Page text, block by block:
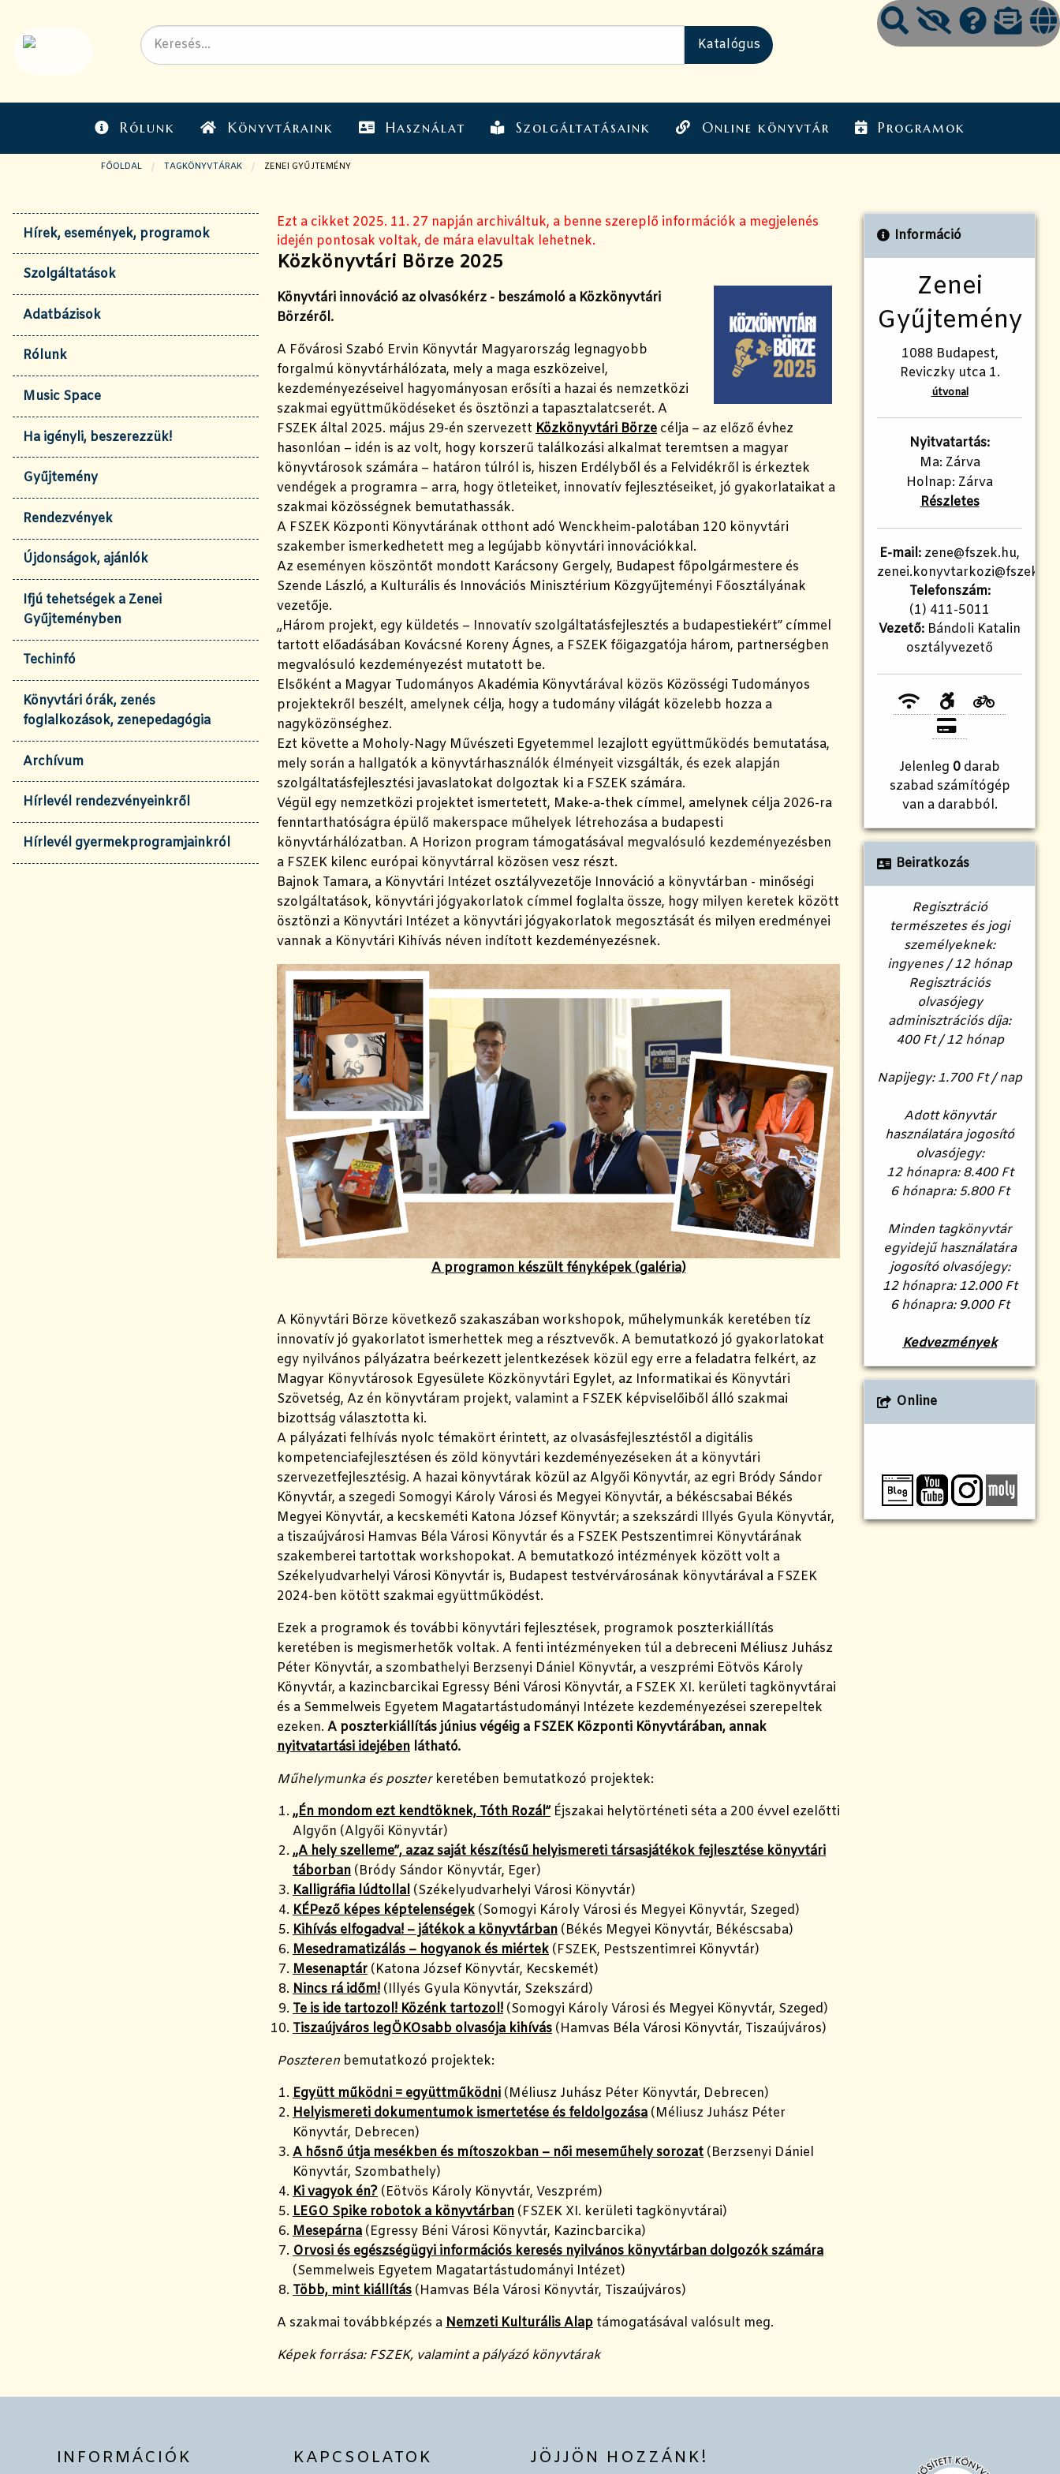
Rólunk Könyvtáraink Használat Szolgáltatásaink Online könyvtár Programok
FŐOLDAL TAGKÖNYVTÁRAK JELENLEGI OLDAL:
ZENEI GYŰJTEMÉNY
Hírek, események, programok
Szolgáltatások
Adatbázisok
Rólunk
Music Space
Ha igényli, beszerezzük!
Gyűjtemény
Rendezvények
Újdonságok, ajánlók
Ifjú tehetségek a Zenei
Gyűjteményben
Techinfó
Könyvtári órák, zenés
foglalkozások, zenepedagógia
Archívum
Hírlevél rendezvényeinkről
Hírlevél gyermekprogramjainkról
Ezt a cikket 2025. 11. 27 napján archiváltuk, a benne szereplő információk a megjelenés
idején pontosak voltak, de mára elavultak lehetnek.
Közkönyvtári Börze 2025
Könyvtári innováció az olvasókérz - beszámoló a Közkönyvtári
Börzéről.
A Fővárosi Szabó Ervin Könyvtár Magyarország legnagyobb
forgalmú könyvtárhálózata, mely a maga eszközeivel,
kezdeményezéseivel hagyományosan erősíti a hazai és nemzetközi
szakmai együttműködéseket és ösztönzi a tapasztalatcserét. A
FSZEK által 2025. május 29-én szervezett Közkönyvtári Börze célja – az előző évhez
hasonlóan – idén is az volt, hogy korszerű találkozási alkalmat teremtsen a magyar
könyvtárosok számára – határon túlról is, hiszen Erdélyből és a Felvidékről is érkeztek
vendégek a programra – arra, hogy ötleteiket, innovatív fejlesztéseiket, jó gyakorlataikat a
szakmai közösségnek bemutathassák.
A FSZEK Központi Könyvtárának otthont adó Wenckheim-palotában 120 könyvtári
szakember ismerkedhetett meg a legújabb könyvtári innovációkkal.
Az eseményen köszöntőt mondott Karácsony Gergely, Budapest főpolgármestere és
Szende László, a Kulturális és Innovációs Minisztérium Közgyűjteményi Főosztályának
vezetője.
„Három projekt, egy küldetés – Innovatív szolgáltatásfejlesztés a budapestiekért” címmel
tartott előadásában Kovácsné Koreny Ágnes, a FSZEK főigazgatója három, partnerségben
megvalósuló kezdeményezést mutatott be.
Elsőként a Magyar Tudományos Akadémia Könyvtárával közös Közösségi Tudományos
projektekről beszélt, amelynek célja, hogy a tudomány világát közelebb hozza a
nagyközönséghez.
Ezt követte a Moholy-Nagy Művészeti Egyetemmel lezajlott együttműködés bemutatása,
mely során a hallgatók a könyvtárhasználók élményeit vizsgálták, és ezek alapján
szolgáltatásfejlesztési javaslatokat dolgoztak ki a FSZEK számára.
Végül egy nemzetközi projektet ismertetett, Make-a-thek címmel, amelynek célja 2026-ra
fenntarthatóságra épülő makerspace műhelyek létrehozása a budapesti
könyvtárhálózatban. A Horizon program támogatásával megvalósuló kezdeményezésben
a FSZEK kilenc európai könyvtárral közösen vesz részt.
Bajnok Tamara, a Könyvtári Intézet osztályvezetője Innováció a könyvtárban - minőségi
szolgáltatások, könyvtári jógyakorlatok címmel foglalta össze, hogy milyen keretek között
ösztönzi a Könyvtári Intézet a könyvtári jógyakorlatok megosztását és milyen eredményei
vannak a Könyvtári Kihívás néven indított kezdeményezésnek.
A programon készült fényképek (galéria)
A Könyvtári Börze következő szakaszában workshopok, műhelymunkák keretében tíz
innovatív jó gyakorlatot ismerhettek meg a résztvevők. A bemutatkozó jó gyakorlatokat
egy nyilvános pályázatra beérkezett jelentkezések közül egy erre a feladatra felkért, az
Magyar Könyvtárosok Egyesülete Közkönyvtári Egylet, az Informatikai és Könyvtári
Szövetség, Az én könyvtáram projekt, valamint a FSZEK képviselőiből álló szakmai
bizottság választotta ki.
A pályázati felhívás nyolc témakört érintett, az olvasásfejlesztéstől a digitális
kompetenciafejlesztésen és zöld könyvtári kezdeményezéseken át a könyvtári
szervezetfejlesztésig. A hazai könyvtárak közül az Algyői Könyvtár, az egri Bródy Sándor
Könyvtár, a szegedi Somogyi Károly Városi és Megyei Könyvtár, a békéscsabai Békés
Megyei Könyvtár, a kecskeméti Katona József Könyvtár; a szekszárdi Illyés Gyula Könyvtár,
a tiszaújvárosi Hamvas Béla Városi Könyvtár és a FSZEK Pestszentimrei Könyvtárának
szakemberei tartottak workshopokat. A bemutatkozó intézmények között volt a
Székelyudvarhelyi Városi Könyvtár is, Budapest testvérvárosának könyvtárával a FSZEK
2024-ben kötött szakmai együttműködést.
Ezek a programok és további könyvtári fejlesztések, programok poszterkiállítás
keretében is megismerhetők voltak. A fenti intézményeken túl a debreceni Méliusz Juhász
Péter Könyvtár, a szombathelyi Berzsenyi Dániel Könyvtár, a veszprémi Eötvös Károly
Könyvtár, a kazincbarcikai Egressy Béni Városi Könyvtár, a FSZEK XI. kerületi tagkönyvtárai
és a Semmelweis Egyetem Magatartástudományi Intézete kezdeményezései szerepeltek
ezeken. A poszterkiállítás június végéig a FSZEK Központi Könyvtárában, annak
nyitvatartási idejében látható.
Műhelymunka és poszterkeretében bemutatkozó projektek:
„Én mondom ezt kendtöknek, Tóth Rozál” Éjszakai helytörténeti séta a 200 évvel ezelőtti
Algyőn (Algyői Könyvtár)
„A hely szelleme”, azaz saját készítésű helyismereti társasjátékok fejlesztése könyvtári
táborban (Bródy Sándor Könyvtár, Eger)
Kalligráfia lúdtollal (Székelyudvarhelyi Városi Könyvtár)
KÉPező képes képtelenségek (Somogyi Károly Városi és Megyei Könyvtár, Szeged)
Kihívás elfogadva! – játékok a könyvtárban (Békés Megyei Könyvtár, Békéscsaba)
Mesedramatizálás – hogyanok és miértek (FSZEK, Pestszentimrei Könyvtár)
Mesenaptár (Katona József Könyvtár, Kecskemét)
Nincs rá időm! (Illyés Gyula Könyvtár, Szekszárd)
Te is ide tartozol! Közénk tartozol! (Somogyi Károly Városi és Megyei Könyvtár, Szeged)
Tiszaújváros legÖKOsabb olvasója kihívás (Hamvas Béla Városi Könyvtár, Tiszaújváros)
Poszteren bemutatkozó projektek:
Együtt működni = együttműködni (Méliusz Juhász Péter Könyvtár, Debrecen)
Helyismereti dokumentumok ismertetése és feldolgozása (Méliusz Juhász Péter
Könyvtár, Debrecen)
A hősnő útja mesékben és mítoszokban – női meseműhely sorozat (Berzsenyi Dániel
Könyvtár, Szombathely)
Ki vagyok én? (Eötvös Károly Könyvtár, Veszprém)
LEGO Spike robotok a könyvtárban (FSZEK XI. kerületi tagkönyvtárai)
Mesepárna (Egressy Béni Városi Könyvtár, Kazincbarcika)
Orvosi és egészségügyi információs keresés nyilvános könyvtárban dolgozók számára
(Semmelweis Egyetem Magatartástudományi Intézet)
Több, mint kiállítás (Hamvas Béla Városi Könyvtár, Tiszaújváros)
A szakmai továbbképzés a Nemzeti Kulturális Alap támogatásával valósult meg.
Képek forrása: FSZEK, valamint a pályázó könyvtárak
Információ
Zenei
Gyűjtemény
1088 Budapest,
Reviczky utca 1.
útvonal
Nyitvatartás:
Ma: Zárva
Holnap: Zárva
Részletes
E-mail: zene@fszek.hu,
zenei.konyvtarkozi@fszek.hu
Telefonszám:
(1) 411-5011
Vezető: Bándoli Katalin
osztályvezető
Jelenleg 0 darab
szabad számítógép
van a darabból.
Beiratkozás
Regisztráció
természetes és jogi
személyeknek:
ingyenes / 12 hónap
Regisztrációs
olvasójegy
adminisztrációs díja:
400 Ft / 12 hónap
Napijegy: 1.700 Ft / nap
Adott könyvtár
használatára jogosító
olvasójegy:
12 hónapra: 8.400 Ft
6 hónapra: 5.800 Ft
Minden tagkönyvtár
egyidejű használatára
jogosító olvasójegy:
12 hónapra: 12.000 Ft
6 hónapra: 9.000 Ft
Kedvezmények
Online
INFORMÁCIÓK KAPCSOLATOK JÖJJÖN HOZZÁNK!